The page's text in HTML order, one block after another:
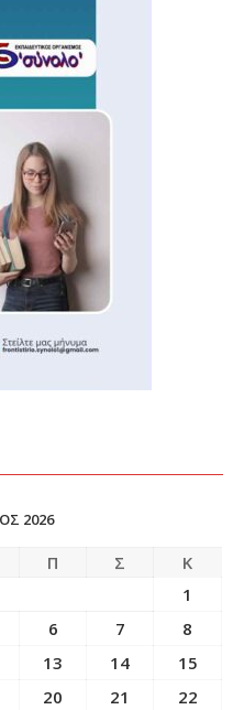
2026
Π Σ
Κ
1
6 7
8
13 14
15
20 21
22